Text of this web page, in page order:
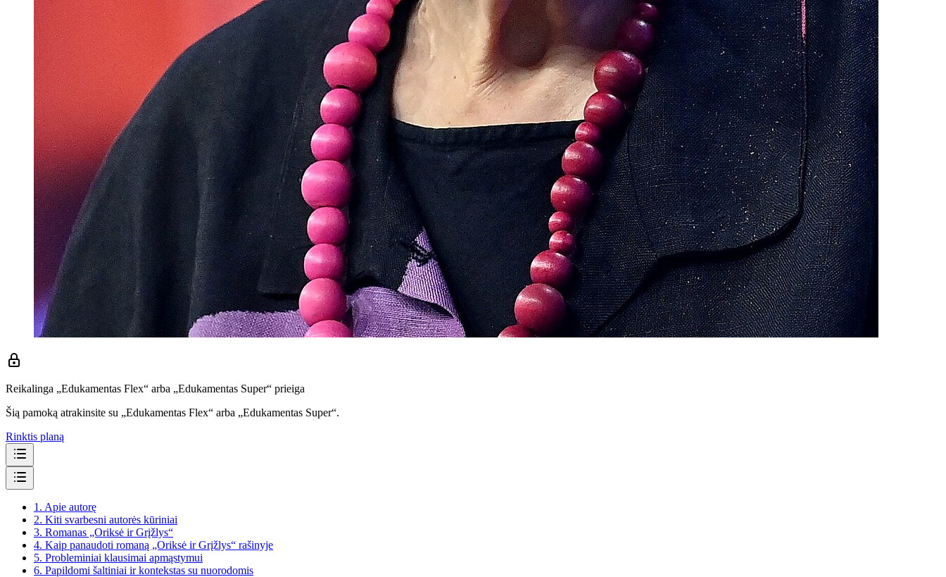
Reikalinga „Edukamentas Flex“ arba „Edukamentas Super“ prieiga
Šią pamoką atrakinsite su „Edukamentas Flex“ arba „Edukamentas Super“.
Rinktis planą
1. Apie autorę
2. Kiti svarbesni autorės kūriniai
3. Romanas „Oriksė ir Grįžlys“
4. Kaip panaudoti romaną „Oriksė ir Grįžlys“ rašinyje
5. Probleminiai klausimai apmąstymui
6. Papildomi šaltiniai ir kontekstas su nuorodomis